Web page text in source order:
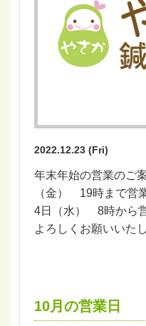
2022.12.23 (Fri)
年末年始の営業のご
（金） 19時まで営
4日（水） 8時から
よろしくお願いいた
10月の営業日